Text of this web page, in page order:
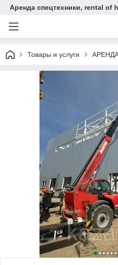
Аренда спецтехники, rental of
Товары и услуги